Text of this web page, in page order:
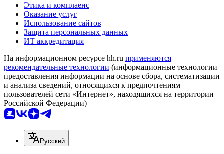
Этика и комплаенс
Оказание услуг
Использование сайтов
Защита персональных данных
ИТ аккредитация
На информационном ресурсе hh.ru применяются
рекомендательные технологии (информационные технологии
предоставления информации на основе сбора, систематизации
и анализа сведений, относящихся к предпочтениям
пользователей сети «Интернет», находящихся на территории
Российской Федерации)
Русский